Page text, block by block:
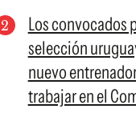
Los convocados
selección
nuevo
trabajar en el